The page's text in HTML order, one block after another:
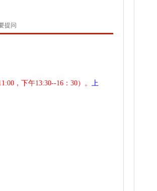
提问
，下午13:30--16：30）。 上